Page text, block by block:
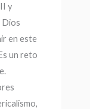
y
Dios
en este
un reto